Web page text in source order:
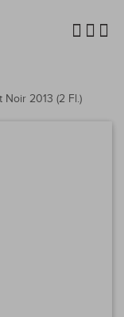
2013 (2 Fl.)